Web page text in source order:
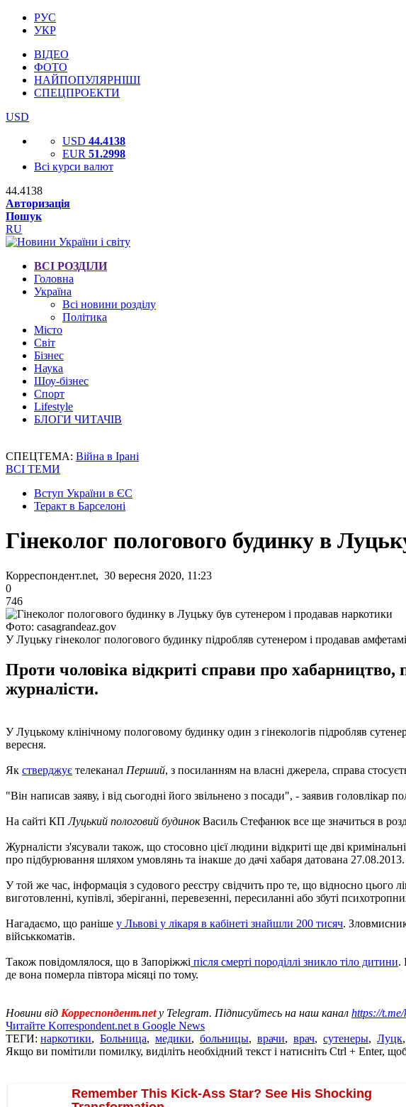
РУС
УКР
ВІДЕО
ФОТО
НАЙПОПУЛЯРНІШІ
СПЕЦПРОЕКТИ
USD
USD 44.4138
EUR 51.2998
Всі курси валют
44.4138
Авторизація
Пошук
RU
ВСІ РОЗДІЛИ
Головна
Україна
Всі новини розділу
Політика
Місто
Світ
Бізнес
Наука
Шоу-бізнес
Спорт
Lifestyle
БЛОГИ ЧИТАЧІВ
СПЕЦТЕМА: Війна в Ірані
ВСІ ТЕМИ
Вступ України в ЄС
Теракт в Барселоні
Гінеколог пологового будинку в
Корреспондент.net, 30 вересня 2020, 11:23
0
746
Фото: casagrandeaz.gov
У Луцьку гінеколог пологового будинку підробляв сутенером і продавав
Проти чоловіка відкриті справи про
журналісти.
У Луцькому клінічному пологовому будинку один з гінекологів підробляв
вересня.
Як стверджує телеканал Перший, з посиланням на власні джерела, справа
"Він написав заяву, і від сьогодні його звільнено з посади", - заявив
На сайті КПЛуцький пологовий будинокВасиль Стефанюк все ще значиться в
Журналісти з'ясували також, що стосовно цієї людини відкриті ще дві
про підбурювання шляхом умовлянь та інакше до дачі хабаря датована 27.08.2013.
У той же час, інформація з судового реєстру свідчить про те, що відносно
виготовленні, купівлі, зберіганні, перевезенні, пересиланні або збуті
Нагадаємо, що раніше у Львові у лікаря в кабінеті знайшли 200 тисяч.
військкоматів.
Також повідомлялося, що в Запоріжжі після смерті породіллі зникло тіло дитини.
де вона померла півтора місяці по тому.
Новини від Корреспондент.netу Telegram. Підписуйтесь на наш канал https://
Читайте Korrespondent.net в Google News
ТЕГИ: наркотики, Больница, медики, больницы, врачи, врач, сутенеры, Луцк,
Якщо ви помітили помилку, виділіть необхідний текст і натисніть Ctrl + Enter,